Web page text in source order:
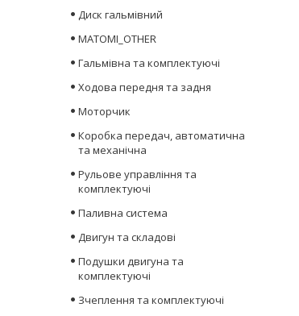
Диск гальмівний
MATOMI_OTHER
Гальмівна та комплектуючі
Ходова передня та задня
Моторчик
Коробка передач, автоматична
та механічна
Рульове управління та
комплектуючі
Паливна система
Двигун та складові
Подушки двигуна та
комплектуючі
Зчеплення та комплектуючі